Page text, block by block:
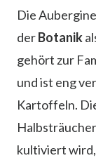
Die
derBotanik
gehört zur
und ist eng
Kartoffeln.
kultiviert